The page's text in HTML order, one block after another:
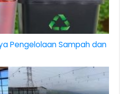
Pengelolaan Sampah dan